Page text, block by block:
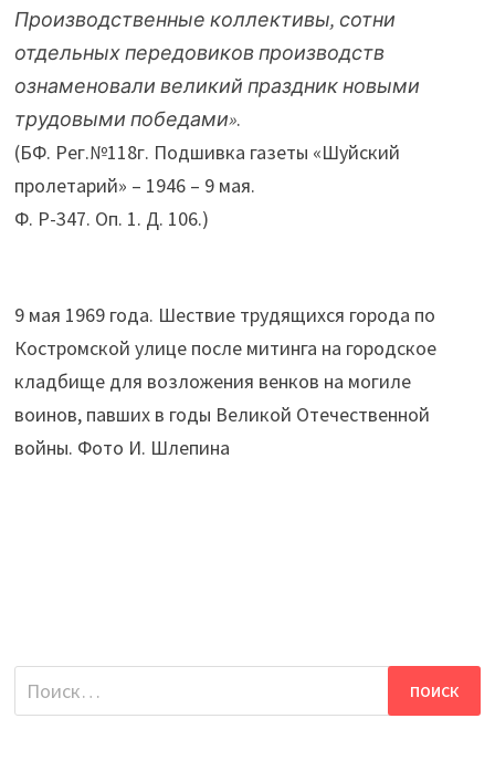
Производственные коллективы, сотни
отдельных передовиков производств
ознаменовали великий праздник новыми
трудовыми победами».
(БФ. Рег.№118г. Подшивка газеты «Шуйский
пролетарий» – 1946 – 9 мая.
Ф. Р-347. Оп. 1. Д. 106.)
9 мая 1969 года. Шествие трудящихся города по
Костромской улице после митинга на городское
кладбище для возложения венков на могиле
воинов, павших в годы Великой Отечественной
войны. Фото И. Шлепина
Найти: